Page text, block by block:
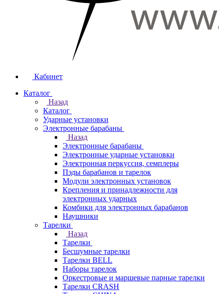
Кабинет
Каталог
Назад
Каталог
Ударные установки
Электронные барабаны
Назад
Электронные барабаны
Электронные ударные установки
Электронная перкуссия, семплеры
Пэды барабанов и тарелок
Модули электронных установок
Крепления и принадлежности для
электронных ударных
Комбики для электронных барабанов
Наушники
Тарелки
Назад
Тарелки
Бесшумные тарелки
Тарелки BELL
Наборы тарелок
Оркестровые и маршевые парные тарелки
Тарелки CRASH